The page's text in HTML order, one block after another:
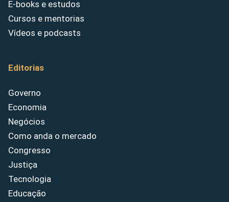
E-books e estudos
Cursos e mentorias
Vídeos e podcasts
Editorias
Governo
Economia
Negócios
Como anda o mercado
Congresso
Justiça
Tecnologia
Educação